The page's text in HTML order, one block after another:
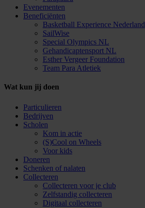
Evenementen
Beneficiënten
Basketball Experience Nederland
SailWise
Special Olympics NL
Gehandicaptensport NL
Esther Vergeer Foundation
Team Para Atletiek
Wat kun jij doen
Particulieren
Bedrijven
Scholen
Kom in actie
(S)Cool on Wheels
Voor kids
Doneren
Schenken of nalaten
Collecteren
Collecteren voor je club
Zelfstandig collecteren
Digitaal collecteren